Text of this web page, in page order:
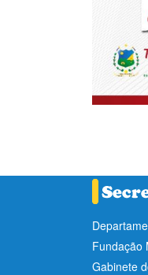
Fundação
Gabinete